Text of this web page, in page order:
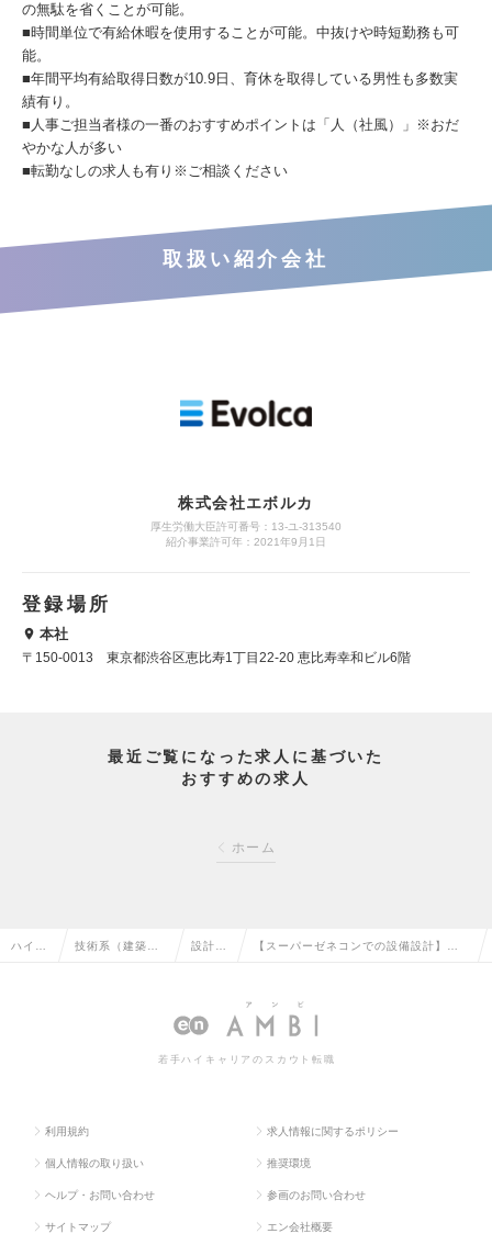
の無駄を省くことが可能。
■時間単位で有給休暇を使用することが可能。中抜けや時短勤務も可
能。
■年間平均有給取得日数が10.9日、育休を取得している男性も多数実
績有り。
■人事ご担当者様の一番のおすすめポイントは「人（社風）」※おだ
やかな人が多い
■転勤なしの求人も有り※ご相談ください
取扱い紹介会社
株式会社エボルカ
厚生労働大臣許可番号：13‐ユ‐313540
紹介事業許可年：2021年9月1日
登録場所
本社
〒150-0013 東京都渋谷区恵比寿1丁目22-20 恵比寿幸和ビル6階
最近ご覧になった求人に基づいた
おすすめの求人
ホーム
ハイク 技術系（建築・ 設計
備）の
【スーパーゼネコンでの設備設計】年
なし型の採用も有りの求人情報
若手ハイキャリアのスカウト転職
利用規約 求人情報に関するポリシー
個人情報の取り扱い 推奨環境
ヘルプ・お問い合わせ 参画のお問い合わせ
サイトマップ エン会社概要